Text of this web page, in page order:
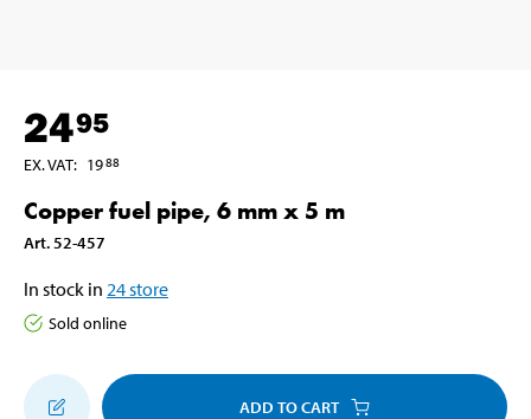
2495
EX. VAT: 1988
Copper fuel pipe, 6 mm x 5 m
Art. 52-457
In stock in 24store
Sold online
ADD TO CART